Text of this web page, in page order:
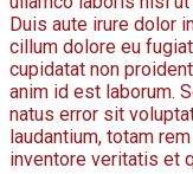
Duis aute irure dolor
cillum dolore eu
cupidatat non
anim id est laborum.
natus error sit
laudantium, totam
inventore veritatis et